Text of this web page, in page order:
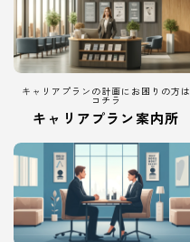
キャリアプランの計画にお困りの方は
コチラ
キャリアプラン案内所